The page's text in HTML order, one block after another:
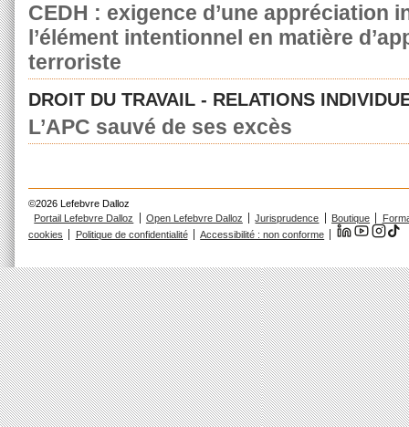
CEDH : exigence d’une appréciation
l’élément intentionnel en matière
terroriste
DROIT DU TRAVAIL - RELATIONS
L’APC sauvé de ses excès
©2026 Lefebvre Dalloz
Portail Lefebvre Dalloz
Open Lefebvre Dalloz Jurisprudence Boutique
cookies
Politique de confidentialité Accessibilité : non conforme